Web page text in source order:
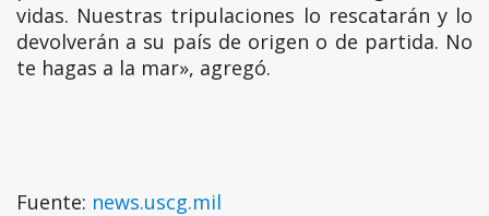
vidas. Nuestras tripulaciones lo rescatarán y lo
devolverán a su país de origen o de partida. No
te hagas a la mar», agregó.
Fuente: news.uscg.mil